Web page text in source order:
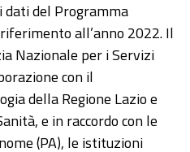
dati del Programma
all’anno 2022. Il
Nazionale per i Servizi
con il
della Regione Lazio e
e in raccordo con le
(PA), le istituzioni